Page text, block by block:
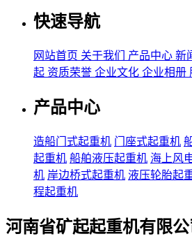
快速导航
网站首页 关于我们 产品中心 新
起 资质荣誉 企业文化 企业相册
产品中心
造船门式起重机 门座式起重机
起重机 船舶液压起重机 海上风
机 岸边桥式起重机 液压轮胎起
程起重机
河南省矿起起重机有限公